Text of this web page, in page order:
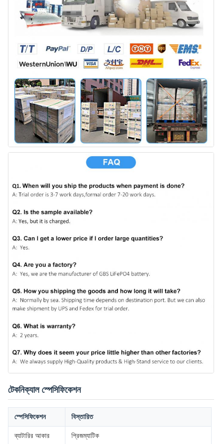
টেকনিক্যাল স্পেসিফিকেশন
স্পেসিফিকেশন বিস্তারিত
ব্যাটারির আকার প্রিজম্যাটিক